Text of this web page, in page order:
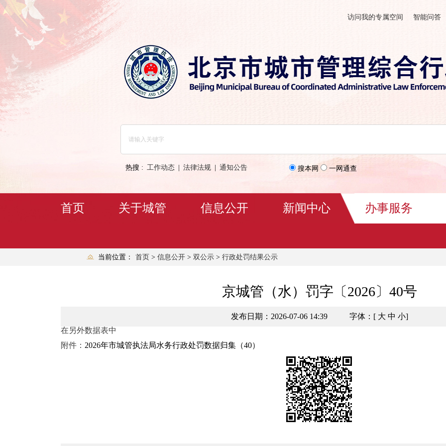
访问我的专属空间 智能问答
搜本网 一网通查
热搜 : 工作动态 法律法规 通知公告
首页 关于城管 信息公开 新闻中心 办事服务
当前位置： 首页 > 信息公开 > 双公示 > 行政处罚结果公示
京城管（水）罚字〔2026〕40号
发布日期：2026-07-06 14:39 字体：[ 大 中 小]
在另外数据表中
附件： 2026年市城管执法局水务行政处罚数据归集（40）